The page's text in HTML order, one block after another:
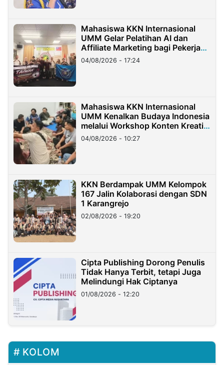
Mahasiswa KKN Internasional
UMM Gelar Pelatihan AI dan
Affiliate Marketing bagi Pekerja
Migran Indonesia di Taiwan
04/08/2026 - 17:24
Mahasiswa KKN Internasional
UMM Kenalkan Budaya Indonesia
melalui Workshop Konten Kreatif
di Taiwan
04/08/2026 - 10:27
KKN Berdampak UMM Kelompok
167 Jalin Kolaborasi dengan SDN
1 Karangrejo
02/08/2026 - 19:20
Cipta Publishing Dorong Penulis
Tidak Hanya Terbit, tetapi Juga
Melindungi Hak Ciptanya
01/08/2026 - 12:20
KOLOM